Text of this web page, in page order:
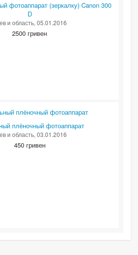
фотоаппарат (зеркалку) Canon 300
D
и область, 05.01.2016
2500 гривен
плёночный фотоаппарат
и область, 03.01.2016
450 гривен